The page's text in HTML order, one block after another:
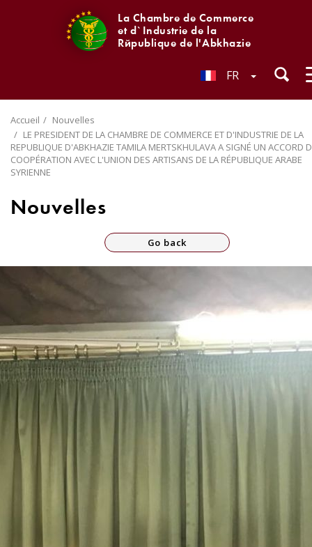
La Chambre de Commerce
et d`Industrie de la
République de l'Abkhazie
FR
Accueil
Nouvelles
LE PRESIDENT DE LA CHAMBRE DE COMMERCE ET D'INDUSTRIE DE LA
REPUBLIQUE D'ABKHAZIE TAMILA MERTSKHULAVA A SIGNÉ UN ACCORD
COOPÉRATION AVEC L'UNION DES ARTISANS DE LA RÉPUBLIQUE ARABE
SYRIENNE
Nouvelles
Go back